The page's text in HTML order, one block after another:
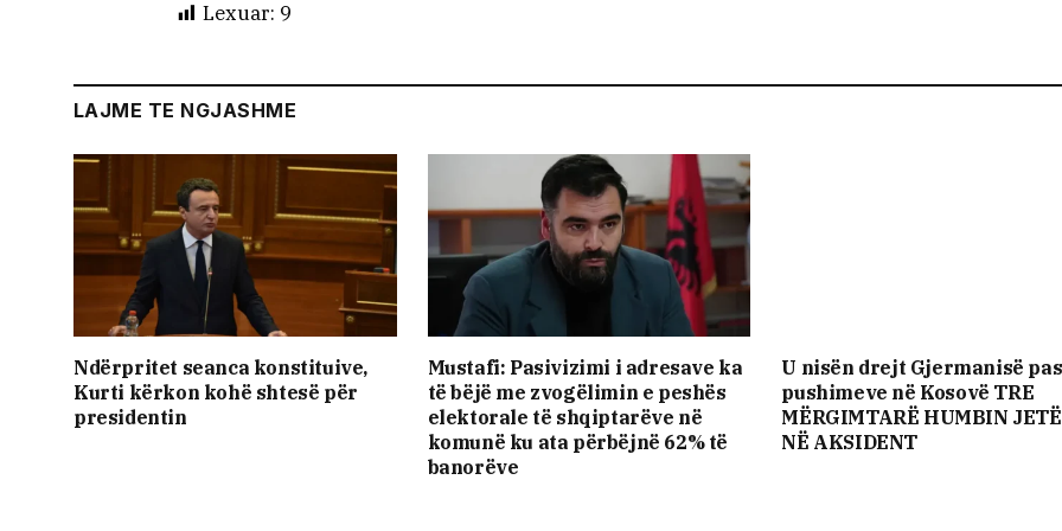
Lexuar: 9
LAJME TE NGJASHME
Ndërpritet seanca konstituive,
Kurti kërkon kohë shtesë për
presidentin
Mustafi: Pasivizimi i adresave ka
të bëjë me zvogëlimin e peshës
elektorale të shqiptarëve në
komunë ku ata përbëjnë 62% të
banorëve
U nisën drejt Gjermanisë pas
pushimeve në Kosovë TRE
MËRGIMTARË HUMBIN
NË AKSIDENT